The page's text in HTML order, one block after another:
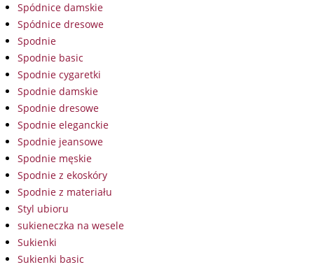
Spódnice damskie
Spódnice dresowe
Spodnie
Spodnie basic
Spodnie cygaretki
Spodnie damskie
Spodnie dresowe
Spodnie eleganckie
Spodnie jeansowe
Spodnie męskie
Spodnie z ekoskóry
Spodnie z materiału
Styl ubioru
sukieneczka na wesele
Sukienki
Sukienki basic